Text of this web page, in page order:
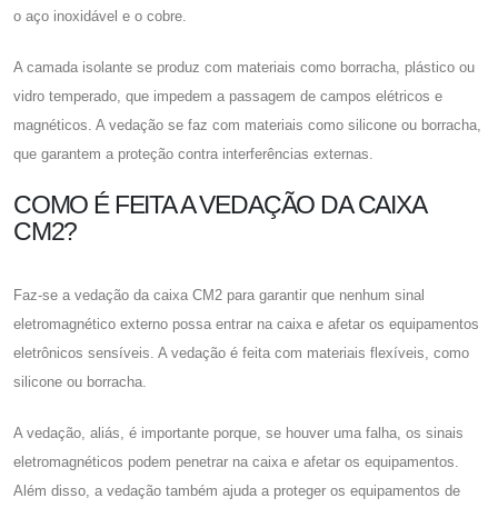
o aço inoxidável e o cobre.
A camada isolante se produz com materiais como borracha, plástico ou
vidro temperado, que impedem a passagem de campos elétricos e
magnéticos. A vedação se faz com materiais como silicone ou borracha,
que garantem a proteção contra interferências externas.
COMO É FEITA A VEDAÇÃO DA CAIXA
CM2?
Faz-se a vedação da caixa CM2 para garantir que nenhum sinal
eletromagnético externo possa entrar na caixa e afetar os equipamentos
eletrônicos sensíveis. A vedação é feita com materiais flexíveis, como
silicone ou borracha.
A vedação, aliás, é importante porque, se houver uma falha, os sinais
eletromagnéticos podem penetrar na caixa e afetar os equipamentos.
Além disso, a vedação também ajuda a proteger os equipamentos de